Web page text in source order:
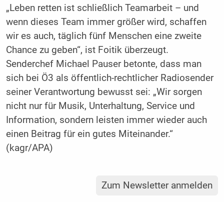
„Leben retten ist schließlich Teamarbeit – und
wenn dieses Team immer größer wird, schaffen
wir es auch, täglich fünf Menschen eine zweite
Chance zu geben“, ist Foitik überzeugt.
Senderchef Michael Pauser betonte, dass man
sich bei Ö3 als öffentlich-rechtlicher Radiosender
seiner Verantwortung bewusst sei: „Wir sorgen
nicht nur für Musik, Unterhaltung, Service und
Information, sondern leisten immer wieder auch
einen Beitrag für ein gutes Miteinander.“
(kagr/APA)
Zum Newsletter anmelden